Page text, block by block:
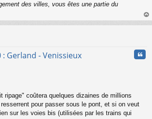
des villes, vous êtes une partie du
au
: Gerland - Venissieux
ripage" coûtera quelques dizaines de millions
pour passer sous le pont, et si on veut
sur les voies bis (utilisées par les trains qui